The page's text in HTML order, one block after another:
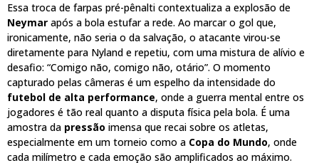
Essa troca de farpas pré-pênalti contextualiza a explosão de
Neymar após a bola estufar a rede. Ao marcar o gol que,
ironicamente, não seria o da salvação, o atacante virou-se
diretamente para Nyland e repetiu, com uma mistura de alívio e
desafio: “Comigo não, comigo não, otário”. O momento
capturado pelas câmeras é um espelho da intensidade do
futebol de alta performance, onde a guerra mental entre os
jogadores é tão real quanto a disputa física pela bola. É uma
amostra da pressão imensa que recai sobre os atletas,
especialmente em um torneio como a Copa do Mundo, onde
cada milímetro e cada emoção são amplificados ao máximo.